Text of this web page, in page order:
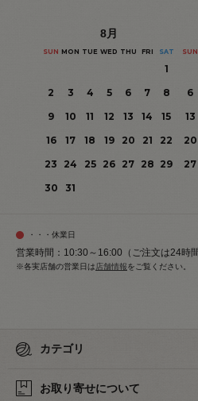
8月
SUN MON TUE WED THU FRI SAT
1
2
3 4 5 6 7
8
9
10 11 12 13 14
15
16
17 18 19 20 21
22
23
24 25 26 27 28 29
30
31
SUN
6
13
20
27
・・・休業日
営業時間：10:30～16:00（ご注文は24時間
※各実店舗の営業日は 店舗情報をご覧ください。
カテゴリ
お取り寄せについて